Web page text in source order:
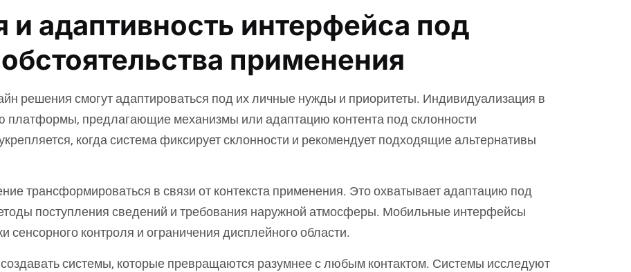
и адаптивность интерфейса под
применения
решения смогут адаптироваться под их личные нужды и приоритеты. Индивидуализация в
платформы, предлагающие механизмы или адаптацию контента под склонности
когда система фиксирует склонности и рекомендует подходящие альтернативы
трансформироваться в связи от контекста применения. Это охватывает адаптацию под
поступления сведений и требования наружной атмосферы. Мобильные интерфейсы
сенсорного контроля и ограничения дисплейного области.
системы, которые превращаются разумнее с любым контактом. Системы исследуют